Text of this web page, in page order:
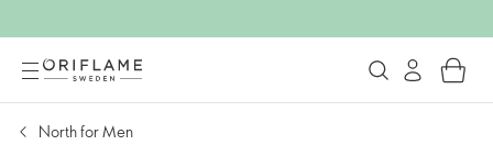
North for Men